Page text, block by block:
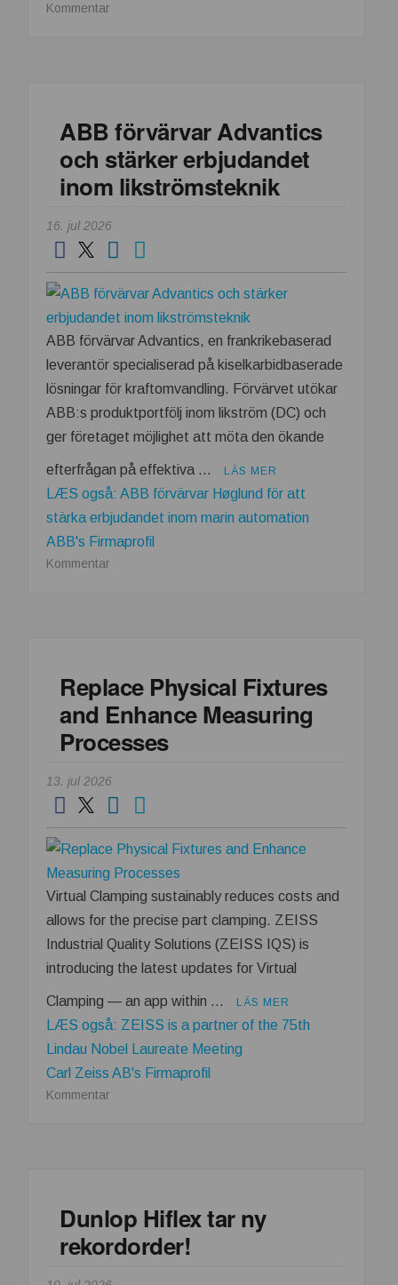
Kommentar
2026
upptäck
framtidens
ABB förvärvar Advantics
och stärker erbjudandet
inom likströmsteknik
16. jul 2026
ABB förvärvar Advantics, en frankrikebaserad
leverantör specialiserad på kiselkarbidbaserade
lösningar för kraftomvandling. Förvärvet utökar
ABB:s produktportfölj inom likström (DC) och
ger företaget möjlighet att möta den ökande
efterfrågan på effektiva … LÄS MER
LÆS også: ABB förvärvar Høglund för att
stärka erbjudandet inom marin automation
ABB's Firmaprofil
Kommentar
erbjudandet
inom
likströmsteknik
Replace Physical Fixtures
and Enhance Measuring
Processes
13. jul 2026
Virtual Clamping sustainably reduces costs and
allows for the precise part clamping. ZEISS
Industrial Quality Solutions (ZEISS IQS) is
introducing the latest updates for Virtual
Clamping — an app within … LÄS MER
LÆS også: ZEISS is a partner of the 75th
Lindau Nobel Laureate Meeting
Carl Zeiss AB's Firmaprofil
Kommentar
Measuring
Processes
Dunlop Hiflex tar ny
rekordorder!